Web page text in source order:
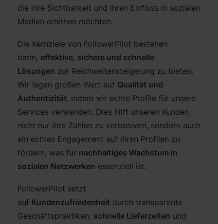
die ihre Sichtbarkeit und ihren Einfluss in sozialen
Medien erhöhen möchten.
Die Kernziele von FollowerPilot bestehen
darin, effektive, sichere und schnelle
Lösungen zur Reichweitensteigerung zu bieten.
Wir legen großen Wert auf Qualität und
Authentizität, indem wir echte Profile für unsere
Services verwenden. Dies hilft unseren Kunden,
nicht nur ihre Zahlen zu verbessern, sondern auch
ein echtes Engagement auf ihren Profilen zu
fördern, was für nachhaltiges Wachstum in
sozialen Netzwerken essenziell ist.
FollowerPilot setzt
auf Kundenzufriedenheit durch transparente
Geschäftspraktiken, schnelle Lieferzeiten und